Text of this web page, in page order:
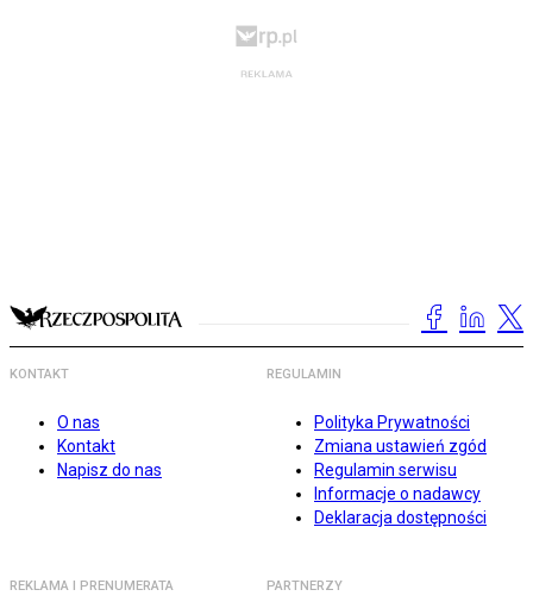
KONTAKT
O nas
Kontakt
Napisz do nas
REGULAMIN
Polityka Prywatności
Zmiana ustawień zgód
Regulamin serwisu
Informacje o nadawcy
Deklaracja dostępności
REKLAMA I PRENUMERATA PARTNERZY